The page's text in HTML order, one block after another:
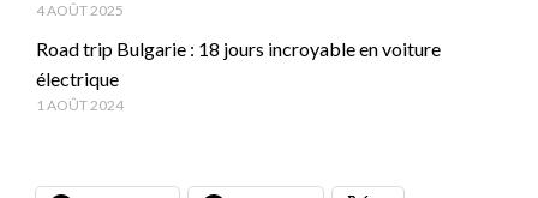
4 AOÛT 2025
Road trip Bulgarie : 18 jours incroyable en voiture
électrique
1 AOÛT 2024